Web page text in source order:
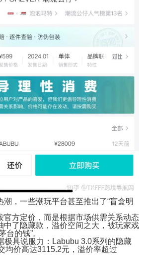
潮，一些潮玩平台甚至推出了“盲盒明
官方定价，而是根据市场供需关系动态
中了隐藏款，溢价空间之大，被玩家戏
台的钱”。
具说服力： Labubu 3.0系列的隐藏
均价高达3115.2元，溢价率超过